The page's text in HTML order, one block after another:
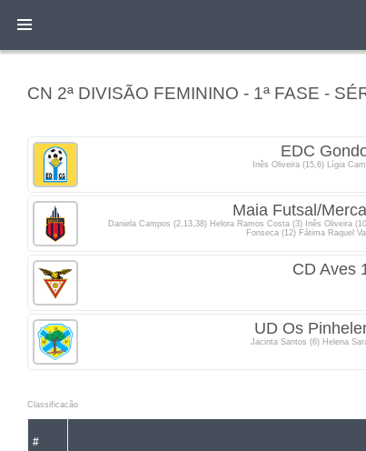
CN 2ª DIVISÃO FEMININO - 1ª FASE -
EDC
Inês Oliveira (15,6) Lígia
Maia Futsal/
Daniela Campos (2,13,38) Helora Ramos Costa (3) Inês Oliveira
Fonseca (12) Fátima Raquel
CD Aves
UD Os
Jacinta Santos (6) Helena
Classificacão
#